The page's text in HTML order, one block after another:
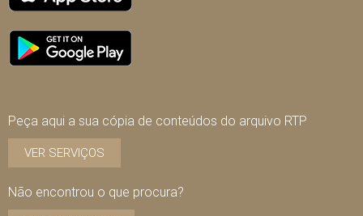
Peça aqui a sua cópia de conteúdos do arquivo RTP
VER SERVIÇOS
Não encontrou o que procura?